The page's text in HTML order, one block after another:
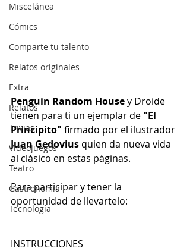
Miscelánea
Cómics
Comparte tu talento
Relatos originales
Extra
Relatos
Trivias
Videojuegos
Teatro
Gastronomía
Tecnología
Penguin Random House y Droide
tienen para ti un ejemplar de "El
Principito" firmado por el ilustrador
Juan Gedovius quien da nueva vida
al clásico en estas pàginas.
Para participar y tener la
oportunidad de llevartelo:
INSTRUCCIONES